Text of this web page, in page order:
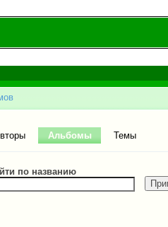
Альбомы (активная
Темы
по названию